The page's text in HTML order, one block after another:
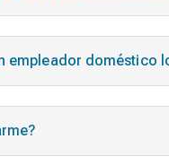
empleador doméstico